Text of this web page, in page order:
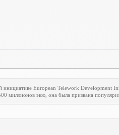
инициативе European Telework Development
миллионов экю, она была призвана